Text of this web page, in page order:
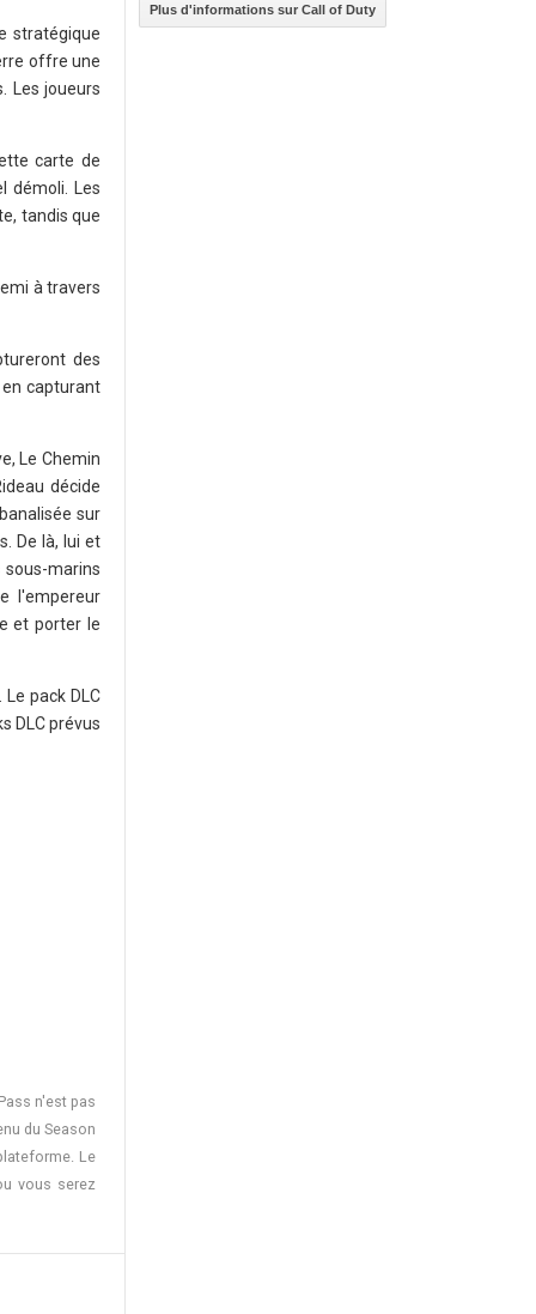
stratégique
offre une
Les joueurs
carte de
démoli. Les
tandis que
à travers
des
capturant
Le Chemin
décide
sur
De là, lui et
sous-marins
l'empereur
et porter le
pack DLC
DLC prévus
n'est pas
du Season
Le
vous serez
Plus d'informations sur Call of Duty